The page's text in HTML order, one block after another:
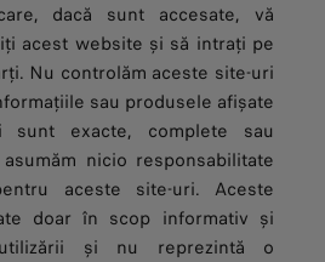
dacă sunt accesate, vă
acest website și să intrați pe
Nu controlăm aceste site-uri
sau produsele afișate
sunt exacte, complete sau
nicio responsabilitate
aceste site-uri. Aceste
doar în scop informativ și
și nu reprezintă o